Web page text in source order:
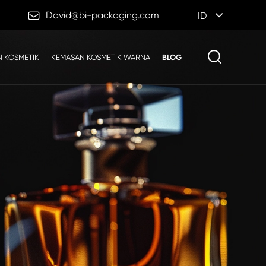
 David@bi-packaging.com ID
KOSMETIK KEMASAN KOSMETIK WARNA BLOG